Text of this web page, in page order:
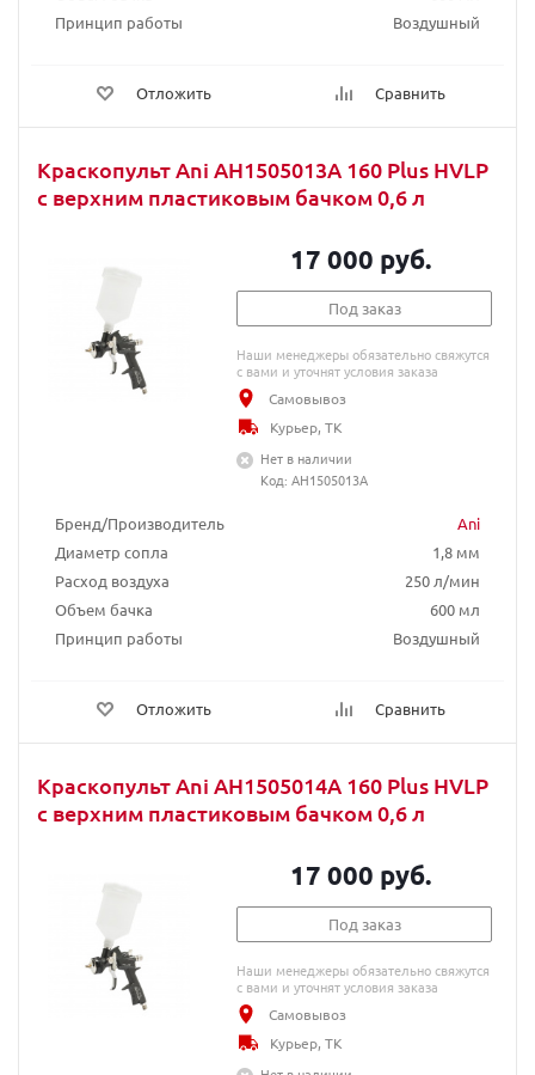
Принцип работы
Воздушный
Отложить Сравнить
Краскопульт Ani AH1505013A 160 Plus HVLP
с верхним пластиковым бачком 0,6 л
Бренд/Производитель
Ani
Диаметр сопла
1,8 мм
Расход воздуха
250 л/мин
Объем бачка
600 мл
Принцип работы
Воздушный
Отложить Сравнить
17 000 руб.
Под заказ
Наши менеджеры обязательно свяжутся
с вами и уточнят условия заказа
Самовывоз
Курьер, ТК
Нет в наличии
Код: AH1505013A
Краскопульт Ani AH1505014A 160 Plus HVLP
с верхним пластиковым бачком 0,6 л
17 000 руб.
Под заказ
Наши менеджеры обязательно свяжутся
с вами и уточнят условия заказа
Самовывоз
Курьер, ТК